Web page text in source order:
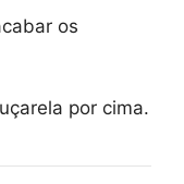
os
por cima.